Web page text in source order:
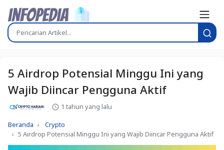
5 Airdrop Potensial Minggu Ini yang
Wajib Diincar Pengguna Aktif
1 tahun yang lalu
Beranda
Crypto
5 Airdrop Potensial Minggu Ini yang Wajib Diincar Pengguna Aktif